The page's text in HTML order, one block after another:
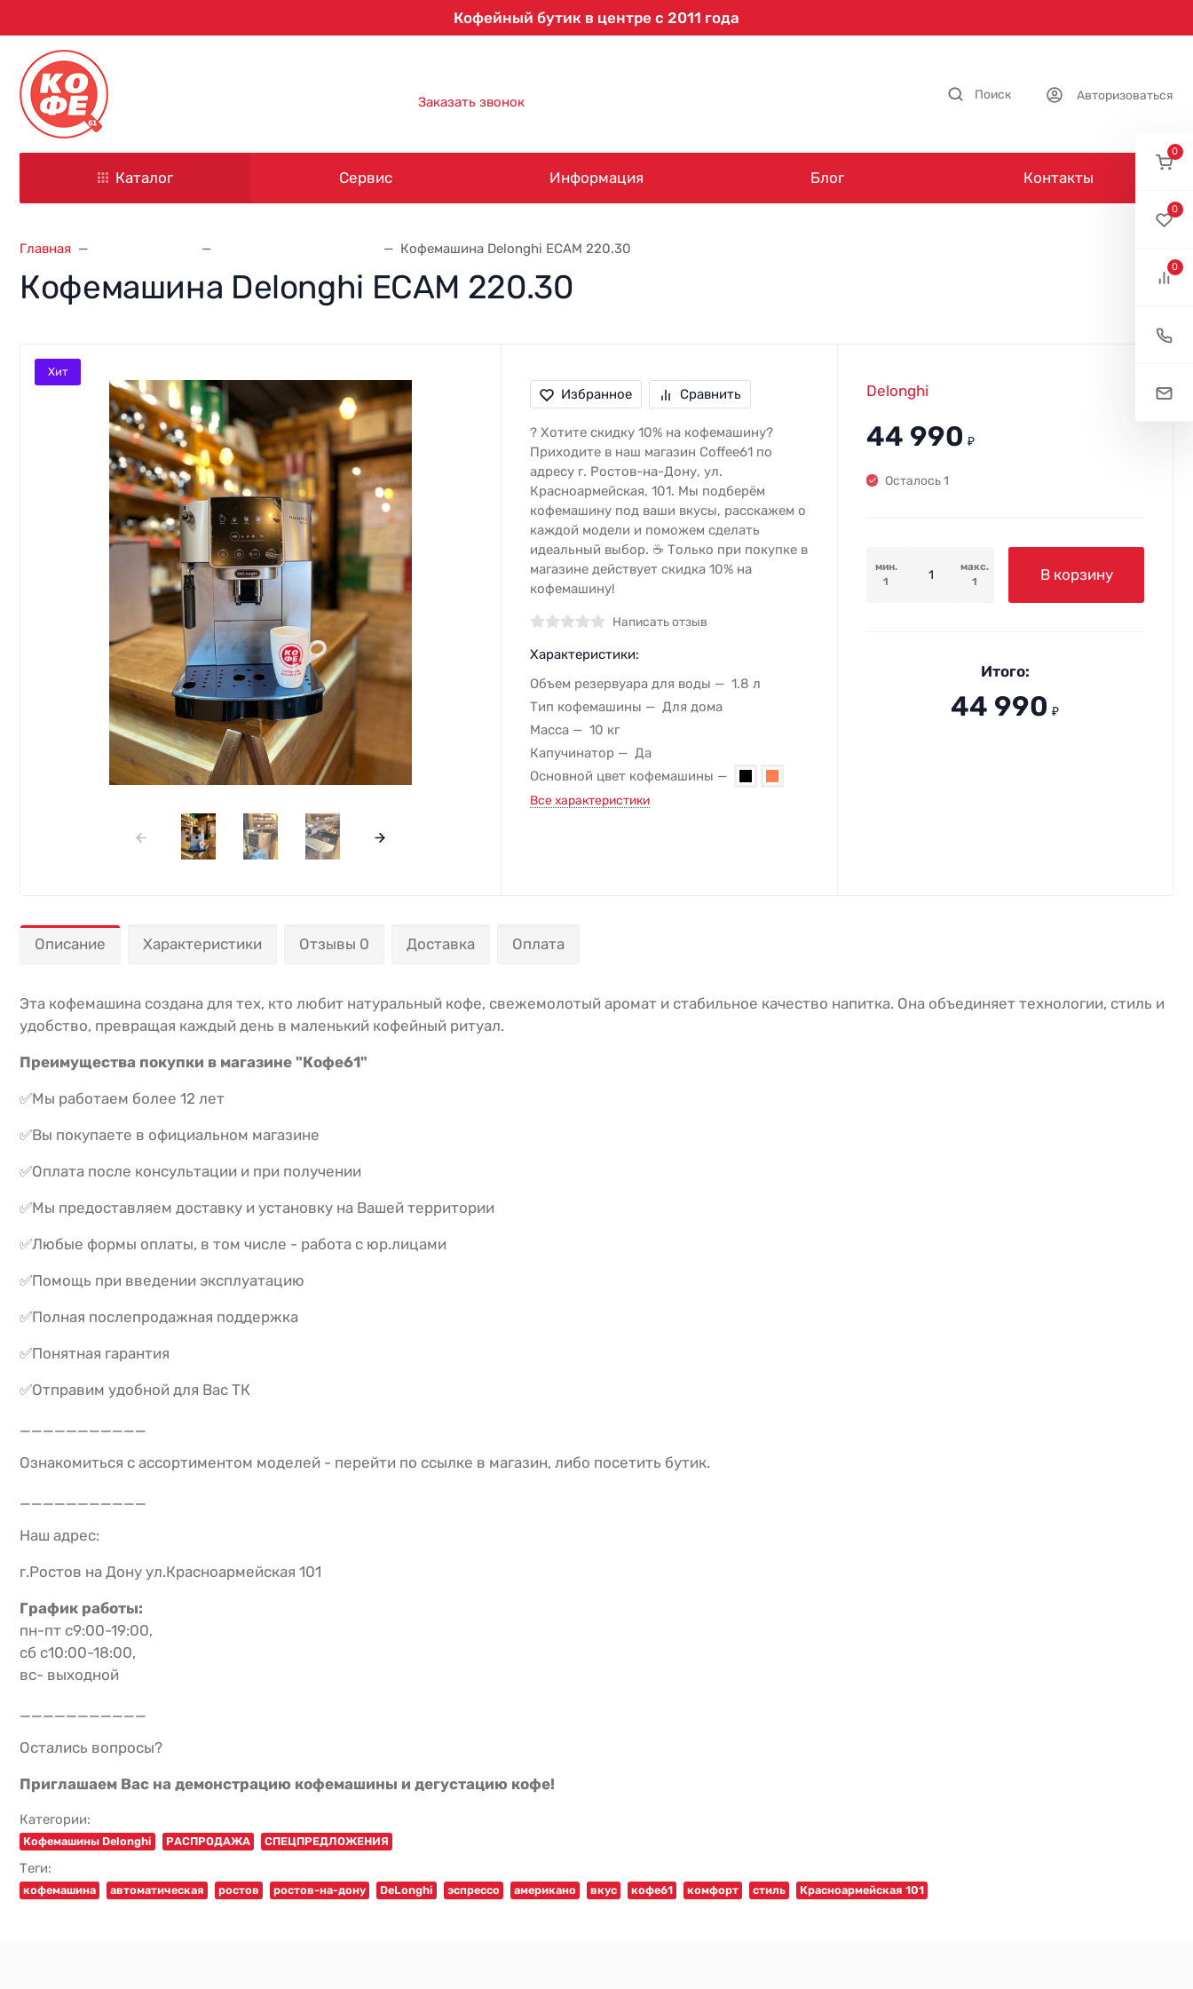
Кофейный бутик в центре с 2011 года
Заказать звонок Поиск Авторизоваться
Каталог Сервис Информация Блог Контакты
Главная Кофемашина Delonghi ECAM 220.30
Кофемашина Delonghi ECAM 220.30
Хит
Избранное Сравнить
? Хотите скидку 10% на кофемашину?
Приходите в наш магазин Coffee61 по
адресу г. Ростов-на-Дону, ул.
Красноармейская, 101. Мы подберём
кофемашину под ваши вкусы, расскажем о
каждой модели и поможем сделать
идеальный выбор. ☕ Только при покупке в
магазине действует скидка 10% на
кофемашину!
Написать отзыв
Характеристики:
Объем резервуара для воды
1.8 л
Тип кофемашины
Для дома
Масса
10 кг
Капучинатор
Да
Основной цвет кофемашины
Все характеристики
Delonghi
44 990 ₽
Осталось 1
мин.
1
макс.
1
В корзину
Итого:
44 990 ₽
Описание Характеристики Отзывы 0 Доставка Оплата
Эта кофемашина создана для тех, кто любит натуральный кофе, свежемолотый аромат и стабильное качество напитка. Она объединяет технологии, стиль и
удобство, превращая каждый день в маленький кофейный ритуал.
Преимущества покупки в магазине "Кофе61"
✅Мы работаем более 12 лет
✅Вы покупаете в официальном магазине
✅Оплата после консультации и при получении
✅Мы предоставляем доставку и установку на Вашей территории
✅Любые формы оплаты, в том числе - работа с юр.лицами
✅Помощь при введении эксплуатацию
✅Полная послепродажная поддержка
✅Понятная гарантия
✅Отправим удобной для Вас ТК
___________
Ознакомиться с ассортиментом моделей - перейти по ссылке в магазин, либо посетить бутик.
___________
Наш адрес:
г.Ростов на Дону ул.Красноармейская 101
График работы:
пн-пт с9:00-19:00,
сб с10:00-18:00,
вс- выходной
___________
Остались вопросы?
Приглашаем Вас на демонстрацию кофемашины и дегустацию кофе!
Категории:
Кофемашины Delonghi РАСПРОДАЖА СПЕЦПРЕДЛОЖЕНИЯ
Теги:
кофемашина автоматическая ростов ростов-на-дону DeLonghi эспрессо американо вкус кофе61 комфорт стиль Красноармейская 101
0
0
0